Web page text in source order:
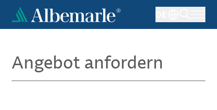
Direkt
zum
Inhalt
Angebot anfordern